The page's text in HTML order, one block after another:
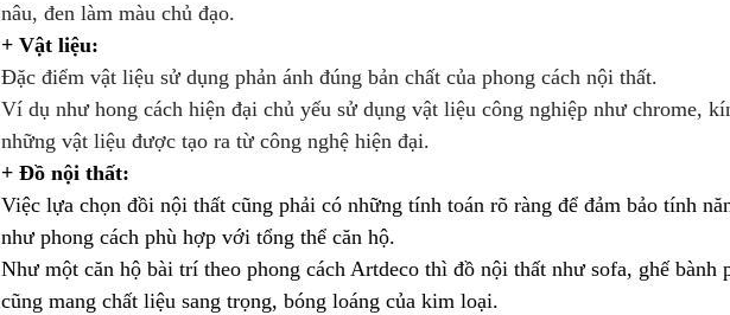
nâu, đen làm màu chủ đạo.
+ Vật liệu:
Đặc điểm vật liệu sử dụng phản ánh đúng bản chất của phong cách nội thất.
Ví dụ như hong cách hiện đại chủ yếu sử dụng vật liệu công nghiệp như chrome,
những vật liệu được tạo ra từ công nghệ hiện đại.
+ Đồ nội thất:
Việc lựa chọn đồi nội thất cũng phải có những tính toán rõ ràng để đảm bảo tính
như phong cách phù hợp với tổng thể căn hộ.
Như một căn hộ bài trí theo phong cách Artdeco thì đồ nội thất như sofa, ghế bành
cũng mang chất liệu sang trọng, bóng loáng của kim loại.